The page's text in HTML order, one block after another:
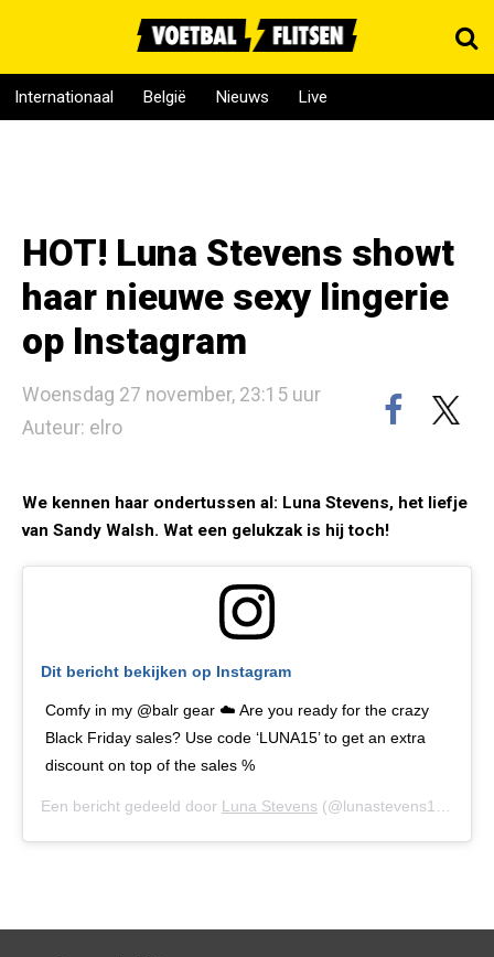
Internationaal België Nieuws Live
HOT! Luna Stevens showt
haar nieuwe sexy lingerie
op Instagram
Woensdag 27 november, 23:15 uur
Auteur: elro
We kennen haar ondertussen al: Luna Stevens, het liefje
van Sandy Walsh. Wat een gelukzak is hij toch!
Dit bericht bekijken op Instagram
Comfy in my @balr gear ☁️ Are you ready for the crazy
Black Friday sales? Use code ‘LUNA15’ to get an extra
discount on top of the sales %
Een bericht gedeeld door Luna Stevens (@lunastevens1) op